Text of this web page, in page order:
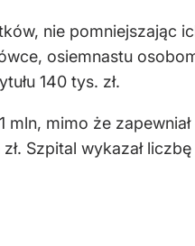
nie pomniejszając
osiemnastu
140 tys. zł.
mimo że
Szpital wykazał